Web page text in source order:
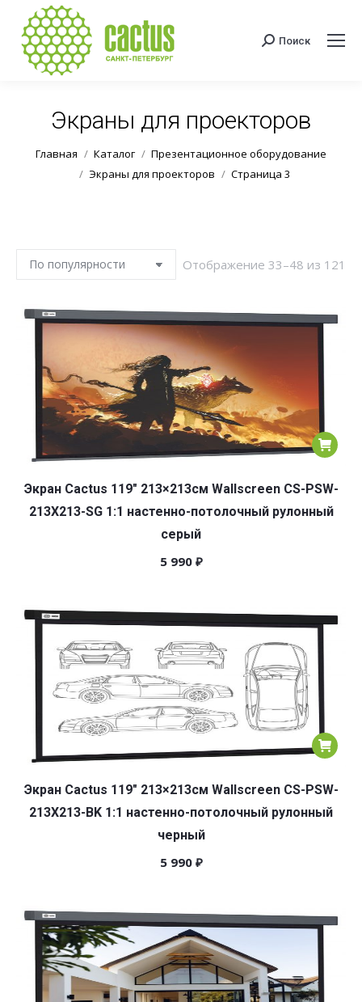
Поиск:
Поиск
Экраны для проекторов
Главная Каталог
Презентационное оборудование
Экраны для проекторов
Страница 3
Отображение 33–48 из 121
Экран Cactus 119″ 213×213см Wallscreen CS-PSW-
213X213-SG 1:1 настенно-потолочный рулонный
серый
5 990 ₽
Экран Cactus 119″ 213×213см Wallscreen CS-PSW-
213X213-BK 1:1 настенно-потолочный рулонный
черный
5 990 ₽